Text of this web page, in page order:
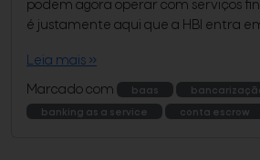
podem agora operar com serviços
é justamente aqui que a HBI entra
Leia mais »
Marcado com
baas
banking as a service
conta escrow